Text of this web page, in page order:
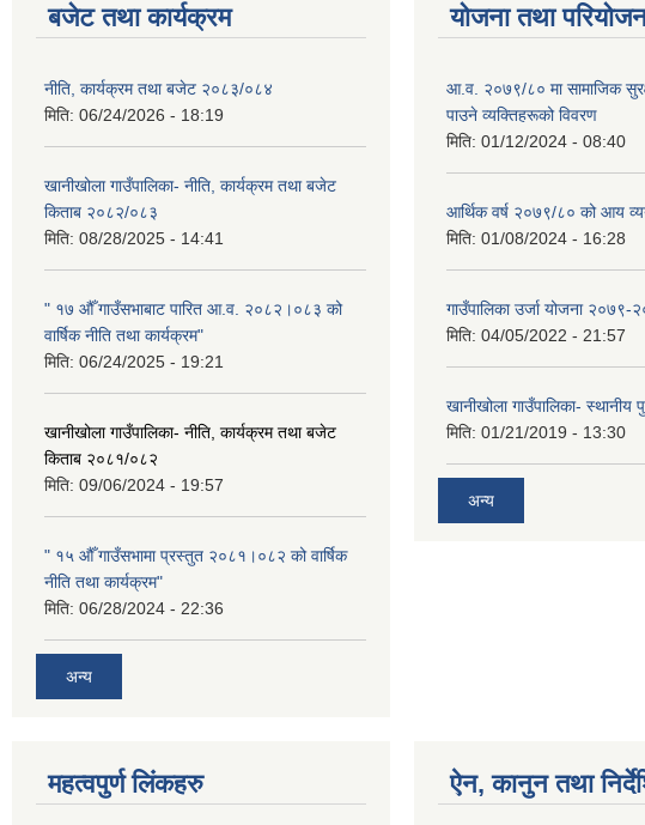
बजेट तथा कार्यक्रम
नीति, कार्यक्रम तथा बजेट २०८३/०८४
मिति: 06/24/2026 - 18:19
खानीखोला गाउँपालिका- नीति, कार्यक्रम तथा बजेट
किताब २०८२/०८३
मिति: 08/28/2025 - 14:41
" १७ औँ गाउँसभाबाट पारित आ.व. २०८२।०८३ को
वार्षिक नीति तथा कार्यक्रम"
मिति: 06/24/2025 - 19:21
खानीखोला गाउँपालिका- नीति, कार्यक्रम तथा बजेट
किताब २०८१/०८२
मिति: 09/06/2024 - 19:57
" १५ औँ गाउँसभामा प्रस्तुत २०८१।०८२ को वार्षिक
नीति तथा कार्यक्रम"
मिति: 06/28/2024 - 22:36
अन्य
योजना तथा
आ.व. २०७९/८० मा सामाजिक
पाउने व्यक्तिहरूको विवरण
मिति: 01/12/2024 - 08:40
आर्थिक वर्ष २०७९/८० को आय
मिति: 01/08/2024 - 16:28
गाउँपालिका उर्जा योजना २०७९-
मिति: 04/05/2022 - 21:57
खानीखोला गाउँपालिका- स्थानीय
मिति: 01/21/2019 - 13:30
अन्य
महत्वपुर्ण लिंकहरु ऐन, कानुन तथा